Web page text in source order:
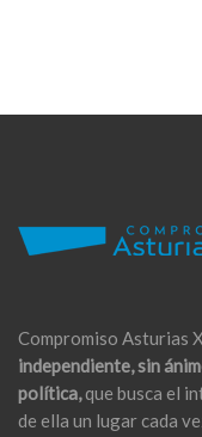
Compromiso Asturias
independiente, sin
política,que busca el
de ella un lugar cada